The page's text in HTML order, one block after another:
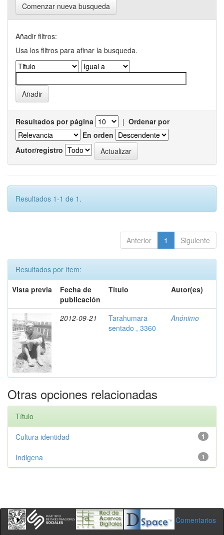
Comenzar nueva busqueda
Añadir filtros:
Usa los filtros para afinar la busqueda.
Resultados por página | Ordenar por
En orden
Autor/registro
Resultados 1-1 de 1.
Anterior 1 Siguiente
Resultados por ítem:
Vista previa
Fecha de
publicación
Título Autor(es)
2012-09-21
Tarahumara
sentado , 3360
Anónimo
Otras opciones relacionadas
Título
1
Cultura identidad
1
Indigena
Comentarios